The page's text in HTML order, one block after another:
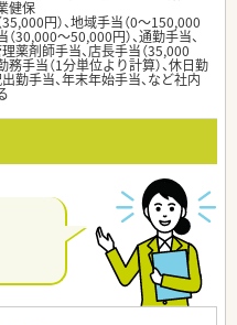
健保
円）、地域手当（0～150,000
（30,000～50,000円）、通勤手当、
薬剤師手当、店長手当（35,000
務手当（1分単位より計算）、休日勤
勤手当、年末年始手当、など社内